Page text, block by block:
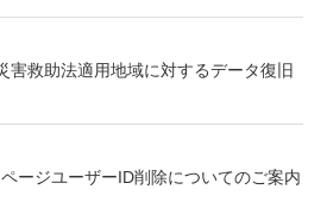
害救助法適用地域に対するデータ復旧
ージユーザーID削除についてのご案内